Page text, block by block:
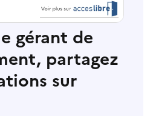
gérant de
partagez
sur